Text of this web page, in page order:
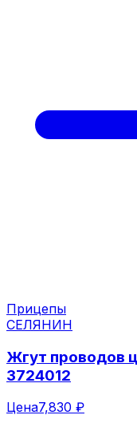
Прицепы
СЕЛЯНИН
Жгут проводов
3724012
Цена7,830 ₽